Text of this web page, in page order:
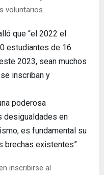
voluntarios.
que “el 2022 el
estudiantes de 16
2023, sean muchos
inscriban y
poderosa
desigualdades en
es fundamental su
brechas existentes”.
inscribirse al